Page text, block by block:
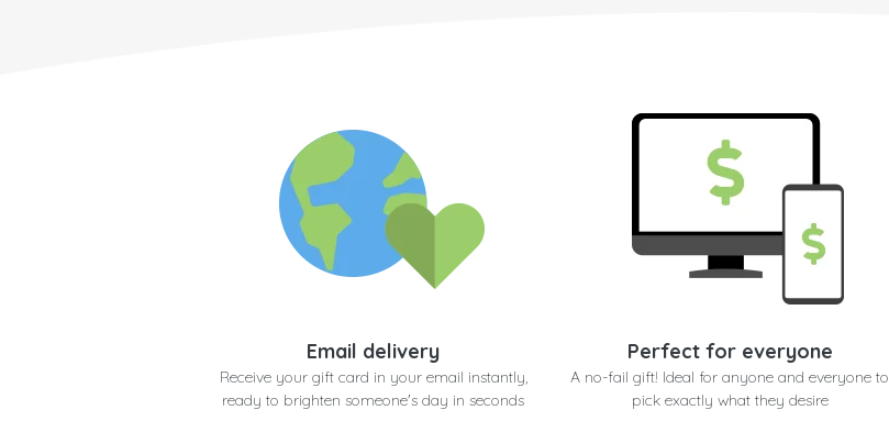
Email delivery
Receive your gift card in your email instantly,
ready to brighten someone's day in seconds
Perfect for everyone
A no-fail gift! Ideal for anyone and everyone to
pick exactly what they desire